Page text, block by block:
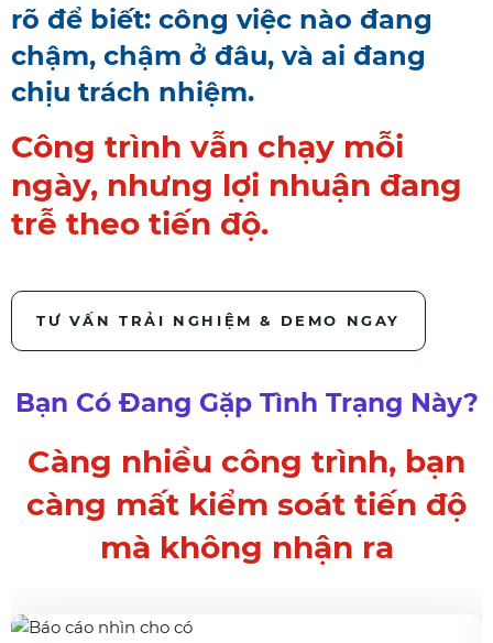
rõ để biết: công việc nào đang
chậm, chậm ở đâu, và ai đang
chịu trách nhiệm.
Công trình vẫn chạy mỗi
ngày, nhưng lợi nhuận đang
trễ theo tiến độ.
TƯ VẤN TRẢI NGHIỆM & DEMO NGAY
Bạn Có Đang Gặp Tình Trạng Này?
Càng nhiều công trình, bạn
càng mất kiểm soát tiến độ
mà không nhận ra